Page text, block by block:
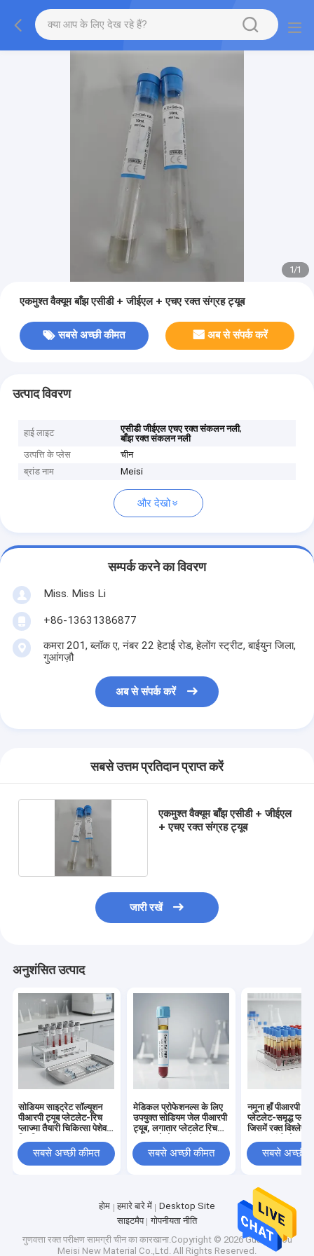
1/1
एकमुश्त वैक्यूम बाँझ एसीडी + जीईएल + एचए रक्त संग्रह ट्यूब
सबसे अच्छी कीमत अब से संपर्क करें
उत्पाद विवरण
हाई लाइट एसीडी जीईएल एचए रक्त संकलन नली,
बाँझ रक्त संकलन नली
उत्पत्ति के प्लेस
चीन
ब्रांड नाम
Meisi
और देखो
सम्पर्क करने का विवरण
Miss. Miss Li
+86-13631386877
कमरा 201, ब्लॉक ए, नंबर 22 हेटाई रोड, हेलोंग स्ट्रीट, बाईयुन जिला,
गुआंगज़ौ
अब से संपर्क करें
सबसे उत्तम प्रतिदान प्राप्त करें
एकमुश्त वैक्यूम बाँझ एसीडी + जीईएल
+ एचए रक्त संग्रह ट्यूब
जारी रखें
अनुशंसित उत्पाद
सोडियम साइट्रेट सॉल्यूशन
पीआरपी ट्यूब प्लेटलेट-रिच
प्लाज्मा तैयारी चिकित्सा पेशेवर
उपकरणसबसे अच्छी कीमत
मेडिकल प्रोफेशनल्स के लिए
उपयुक्त सोडियम जेल पीआरपी
ट्यूब, लगातार प्लेटलेट रिच
प्रदान करती है
सबसे अच्छी कीमत
नमूना हाँ पीआरपी
प्लेटलेट-समृद्ध
जिसमें रक्त विश्लेषण
क्लॉट एक्टिवेटर हो
सबसे अच्छी
होम हमारे बारे में
Desktop Site
साइटमैप
गोपनीयता नीति
गुणवत्ता रक्त परीक्षण सामग्रीचीन का कारखाना.Copyright © 2026 Guangzhou
Meisi New Material Co.,Ltd. All Rights Reserved.